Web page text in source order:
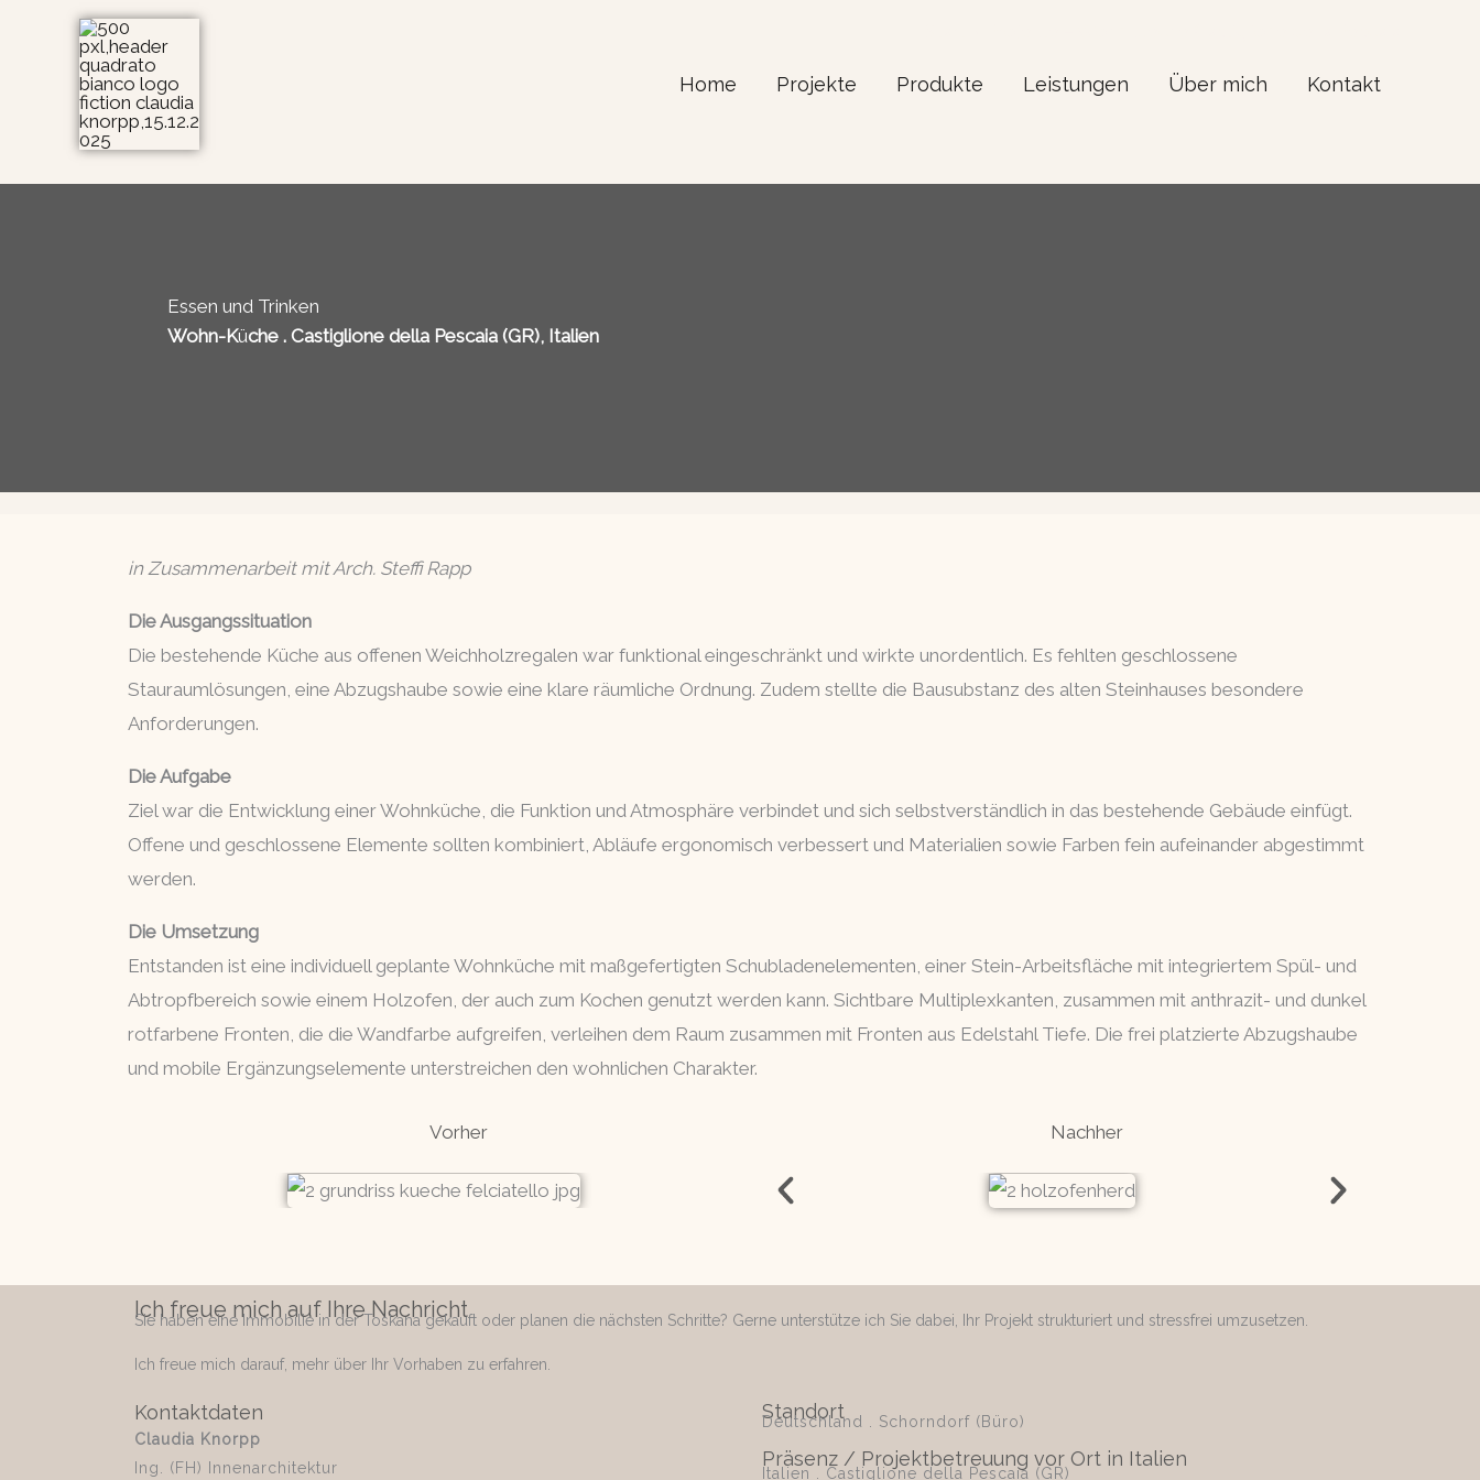
Home Projekte Produkte Leistungen Über mich Kontakt
Essen und Trinken
Wohn-Küche . Castiglione della Pescaia (GR), Italien
in Zusammenarbeit mit Arch. Steffi Rapp
Die Ausgangssituation
Die bestehende Küche aus offenen Weichholzregalen war funktional eingeschränkt und wirkte unordentlich. Es fehlten geschlossene
Stauraumlösungen, eine Abzugshaube sowie eine klare räumliche Ordnung. Zudem stellte die Bausubstanz des alten Steinhauses besondere
Anforderungen.
Die Aufgabe
Ziel war die Entwicklung einer Wohnküche, die Funktion und Atmosphäre verbindet und sich selbstverständlich in das bestehende Gebäude einfügt.
Offene und geschlossene Elemente sollten kombiniert, Abläufe ergonomisch verbessert und Materialien sowie Farben fein aufeinander abgestimmt
werden.
Die Umsetzung
Entstanden ist eine individuell geplante Wohnküche mit maßgefertigten Schubladenelementen, einer Stein-Arbeitsfläche mit integriertem Spül- und
Abtropfbereich sowie einem Holzofen, der auch zum Kochen genutzt werden kann. Sichtbare Multiplexkanten, zusammen mit anthrazit- und dunkel
rotfarbene Fronten, die die Wandfarbe aufgreifen, verleihen dem Raum zusammen mit Fronten aus Edelstahl Tiefe. Die frei platzierte Abzugshaube
und mobile Ergänzungselemente unterstreichen den wohnlichen Charakter.
Vorher Nachher
Ich freue mich auf Ihre Nachricht
Sie haben eine Immobilie in der Toskana gekauft oder planen die nächsten Schritte? Gerne unterstütze ich Sie dabei, Ihr Projekt strukturiert und stressfrei umzusetzen.
Ich freue mich darauf, mehr über Ihr Vorhaben zu erfahren.
Kontaktdaten
Claudia Knorpp
Ing. (FH) Innenarchitektur
Standort
Deutschland . Schorndorf (Büro)
Präsenz / Projektbetreuung vor Ort in Italien
Italien . Castiglione della Pescaia (GR)